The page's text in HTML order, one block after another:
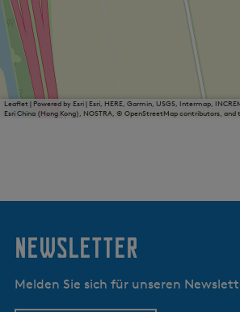
Leaflet| Powered by Esri | Esri, HERE, Garmin, USGS, Intermap,
Esri China (Hong Kong), NOSTRA, © OpenStreetMap contributors, and
Newsletter
Melden Sie sich für unseren